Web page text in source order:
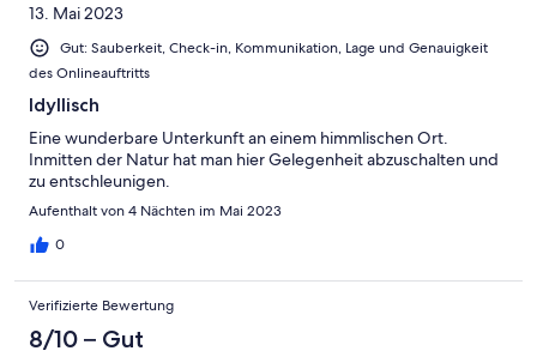
13. Mai 2023
Gut: Sauberkeit, Check-in, Kommunikation, Lage und Genauigkeit
des Onlineauftritts
Idyllisch
Eine wunderbare Unterkunft an einem himmlischen Ort.
Inmitten der Natur hat man hier Gelegenheit abzuschalten und
zu entschleunigen.
Aufenthalt von 4 Nächten im Mai 2023
0
Verifizierte Bewertung
8/10 – Gut